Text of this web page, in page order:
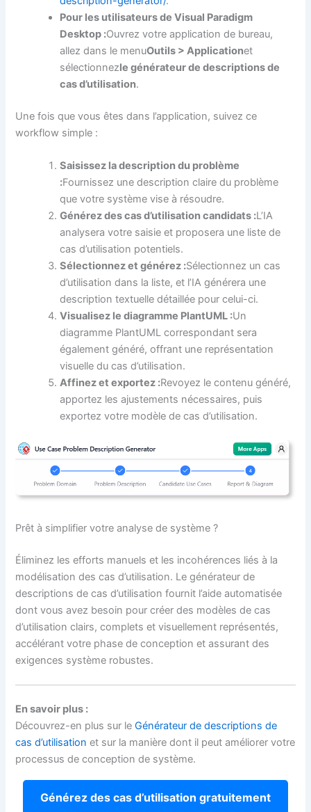
Pour les utilisateurs de Visual Paradigm
Desktop :Ouvrez votre application de bureau,
allez dans le menuOutils > Applicationet
sélectionnezle générateur de descriptions de
cas d’utilisation.
Une fois que vous êtes dans l’application, suivez ce
workflow simple :
Saisissez la description du problème
:Fournissez une description claire du problème
que votre système vise à résoudre.
Générez des cas d’utilisation candidats :L’IA
analysera votre saisie et proposera une liste de
cas d’utilisation potentiels.
Sélectionnez et générez :Sélectionnez un cas
d’utilisation dans la liste, et l’IA générera une
description textuelle détaillée pour celui-ci.
Visualisez le diagramme PlantUML :Un
diagramme PlantUML correspondant sera
également généré, offrant une représentation
visuelle du cas d’utilisation.
Affinez et exportez :Revoyez le contenu généré,
apportez les ajustements nécessaires, puis
exportez votre modèle de cas d’utilisation.
Prêt à simplifier votre analyse de système ?
Éliminez les efforts manuels et les incohérences liés à la
modélisation des cas d’utilisation. Le générateur de
descriptions de cas d’utilisation fournit l’aide automatisée
dont vous avez besoin pour créer des modèles de cas
d’utilisation clairs, complets et visuellement représentés,
accélérant votre phase de conception et assurant des
exigences système robustes.
En savoir plus :
Découvrez-en plus sur leGénérateur de descriptions de
cas d’utilisation et sur la manière dont il peut améliorer votre
processus de conception de système.
Générez des cas d’utilisation gratuitement